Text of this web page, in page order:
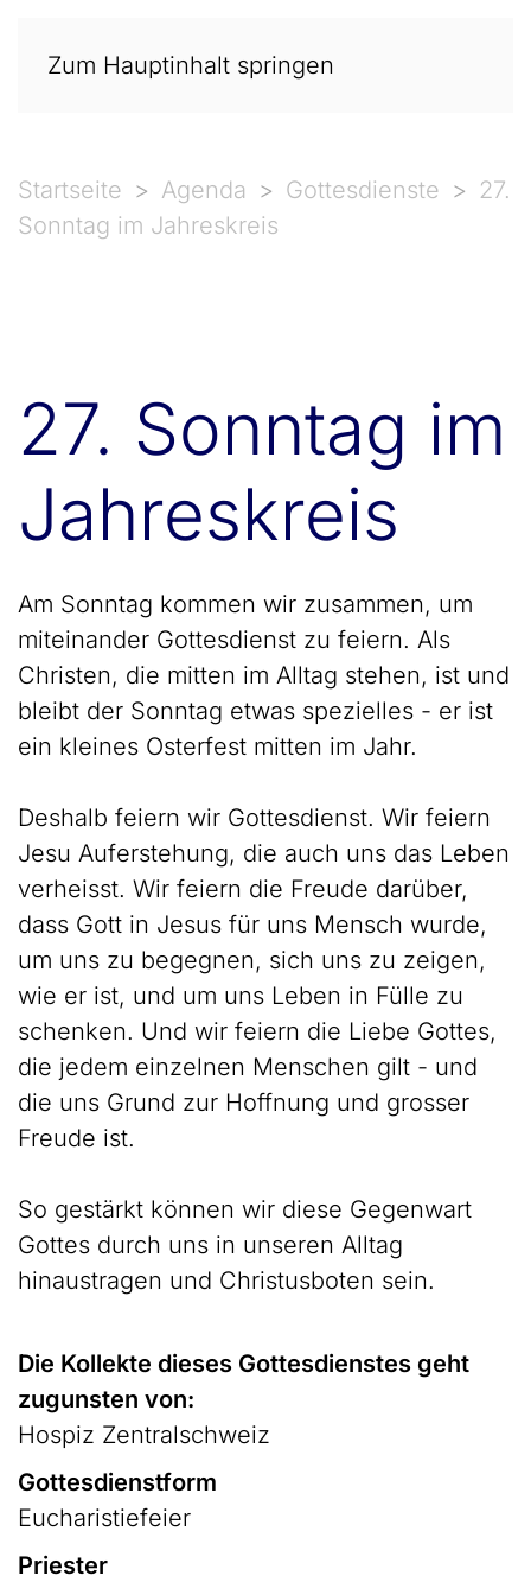
Zum Hauptinhalt springen
Startseite Agenda Gottesdienste
27.
Sonntag im Jahreskreis
27. Sonntag im
Jahreskreis
Am Sonntag kommen wir zusammen, um
miteinander Gottesdienst zu feiern. Als
Christen, die mitten im Alltag stehen, ist und
bleibt der Sonntag etwas spezielles - er ist
ein kleines Osterfest mitten im Jahr.
Deshalb feiern wir Gottesdienst. Wir feiern
Jesu Auferstehung, die auch uns das Leben
verheisst. Wir feiern die Freude darüber,
dass Gott in Jesus für uns Mensch wurde,
um uns zu begegnen, sich uns zu zeigen,
wie er ist, und um uns Leben in Fülle zu
schenken. Und wir feiern die Liebe Gottes,
die jedem einzelnen Menschen gilt - und
die uns Grund zur Hoffnung und grosser
Freude ist.
So gestärkt können wir diese Gegenwart
Gottes durch uns in unseren Alltag
hinaustragen und Christusboten sein.
Die Kollekte dieses Gottesdienstes geht
zugunsten von:
Hospiz Zentralschweiz
Gottesdienstform
Eucharistiefeier
Priester